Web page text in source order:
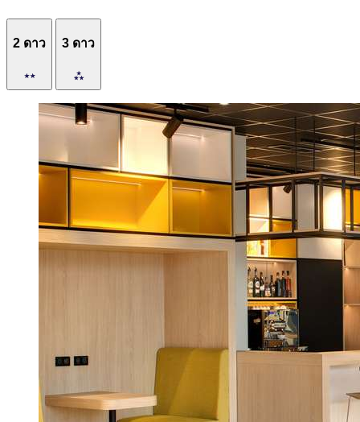
2 ดาว 3 ดาว